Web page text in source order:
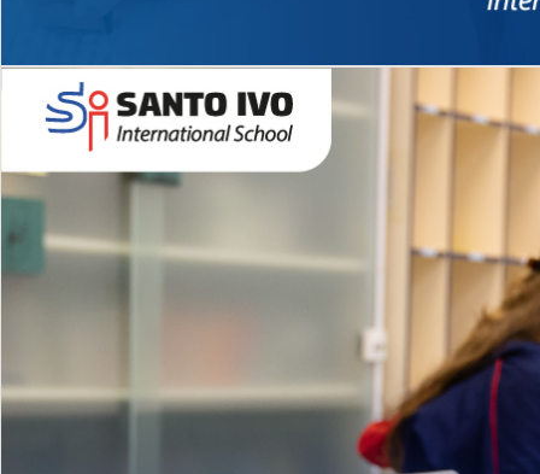
Novidades 2026 High School
EDUCAÇÃO INFANTIL
Inglês todos os dias
MÉDIO